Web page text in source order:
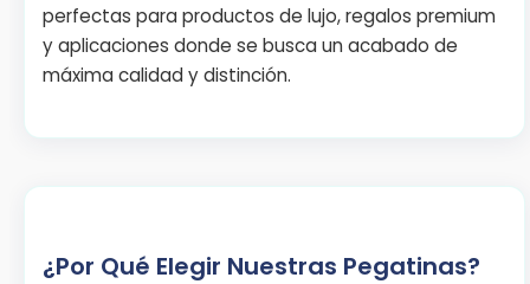
perfectas para productos de lujo, regalos premium
y aplicaciones donde se busca un acabado de
máxima calidad y distinción.
¿Por Qué Elegir Nuestras Pegatinas?